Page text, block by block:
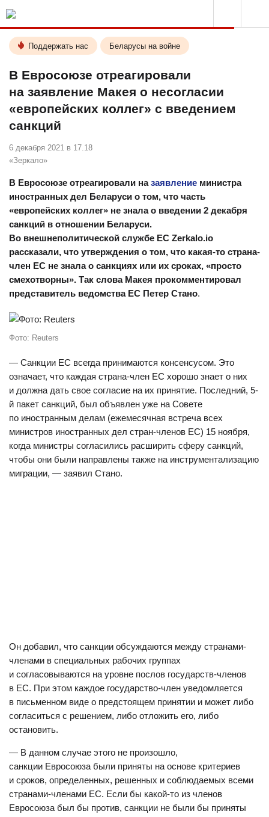
Поддержать нас Беларусы на войне
В Евросоюзе отреагировали
на заявление Макея о несогласии
«европейских коллег» с введением
санкций
6 декабря 2021 в 17.18
«Зеркало»
В Евросоюзе отреагировали назаявление министра
иностранных дел Беларуси о том, что часть
«европейских коллег» не знала о введении 2 декабря
санкций в отношении Беларуси.
Во внешнеполитической службе ЕС Zerkalo.io
рассказали, что утверждения о том, что какая-то страна-
член ЕС не знала о санкциях или их сроках, «просто
смехотворны». Так слова Макея прокомментировал
представитель ведомства ЕС Петер Стано.
Фото: Reuters
— Санкции ЕС всегда принимаются консенсусом. Это
означает, что каждая страна-член ЕС хорошо знает о них
и должна дать свое согласие на их принятие. Последний, 5-
й пакет санкций, был объявлен уже на Совете
по иностранным делам (ежемесячная встреча всех
министров иностранных дел стран-членов ЕС) 15 ноября,
когда министры согласились расширить сферу санкций,
чтобы они были направлены также на инструментализацию
миграции, — заявил Стано.
Он добавил, что санкции обсуждаются между странами-
членами в специальных рабочих группах
и согласовываются на уровне послов государств-членов
в ЕС. При этом каждое государство-член уведомляется
в письменном виде о предстоящем принятии и может либо
согласиться с решением, либо отложить его, либо
остановить.
— В данном случае этого не произошло,
санкции Евросоюза были приняты на основе критериев
и сроков, определенных, решенных и соблюдаемых всеми
странами-членами ЕС. Если бы какой-то из членов
Евросоюза был бы против, санкции не были бы приняты